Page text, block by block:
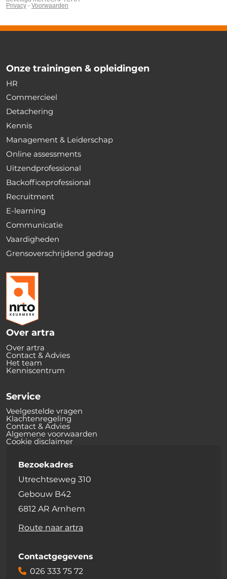
Onze trainingen & opleidingen
HR
Commercieel
Detachering
Kennis
Management & Leiderschap
Online assessments
Uitzendprofessional
Backofficeprofessional
Recruitment
E-learning
Communicatie
Vaardigheden
Grensoverschrijdend gedrag
Over artra
Over artra
Contact & Advies
Het team
Kenniscentrum
Service
Veelgestelde vragen
Klachtenregeling
Contact & Advies
Algemene voorwaarden
Cookie disclaimer
Bezoekadres
Utrechtseweg 310
Gebouw B42
6812 AR Arnhem
Route naar artra
Contactgegevens
026 333 75 72